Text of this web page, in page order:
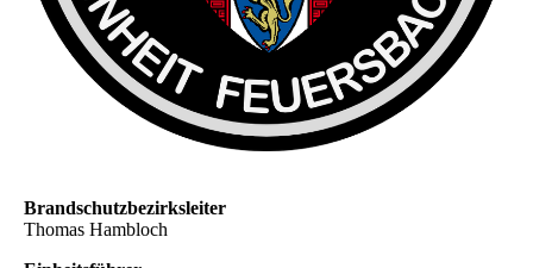
Brandschutzbezirksleiter
Thomas Hambloch